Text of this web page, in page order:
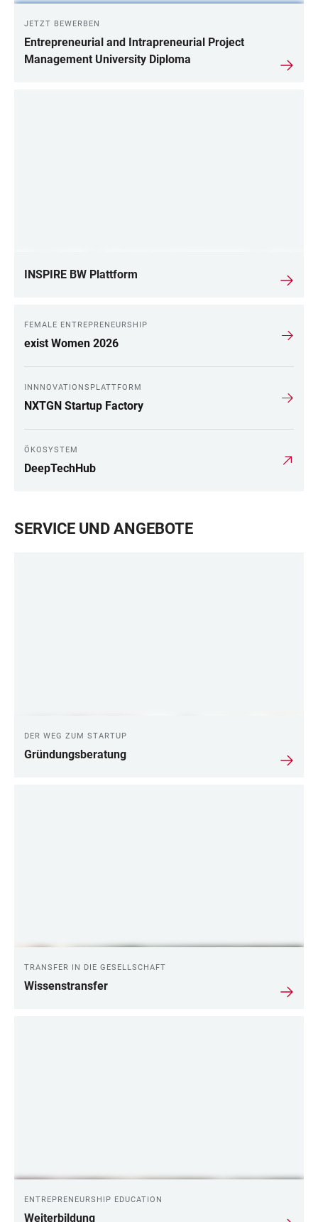
JETZT BEWERBEN
Entrepreneurial and Intrapreneurial Project
Management University Diploma
INSPIRE BW Plattform
FEMALE ENTREPRENEURSHIP
exist Women 2026
INNNOVATIONSPLATTFORM
NXTGN Startup Factory
ÖKOSYSTEM
DeepTechHub
SERVICE UND ANGEBOTE
DER WEG ZUM STARTUP
Gründungsberatung
TRANSFER IN DIE GESELLSCHAFT
Wissenstransfer
ENTREPRENEURSHIP EDUCATION
Weiterbildung